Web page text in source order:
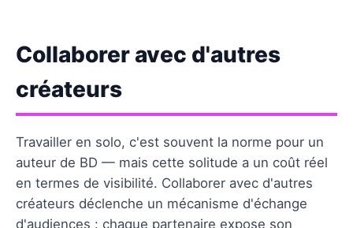
Collaborer avec d'autres
créateurs
Travailler en solo, c'est souvent la norme pour un
auteur de BD — mais cette solitude a un coût réel
en termes de visibilité. Collaborer avec d'autres
créateurs déclenche un mécanisme d'échange
d'audiences : chaque partenaire expose son